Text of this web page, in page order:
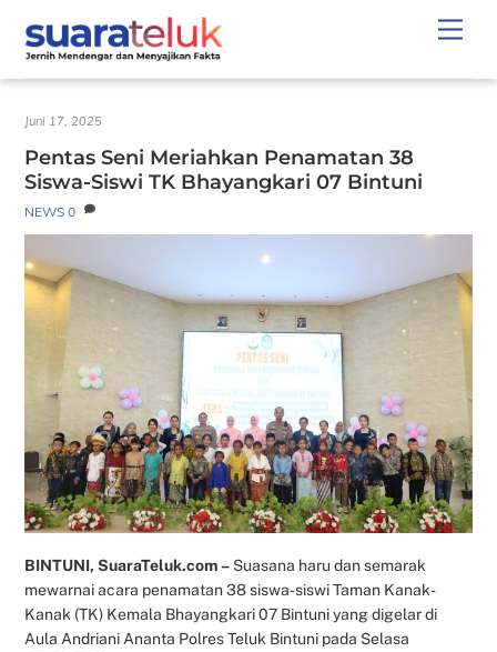
content
Juni 17, 2025
Pentas Seni Meriahkan Penamatan 38
Siswa-Siswi TK Bhayangkari 07 Bintuni
NEWS 0
BINTUNI, SuaraTeluk.com – Suasana haru dan semarak
mewarnai acara penamatan 38 siswa-siswi Taman Kanak-
Kanak (TK) Kemala Bhayangkari 07 Bintuni yang digelar di
Aula Andriani Ananta Polres Teluk Bintuni pada Selasa